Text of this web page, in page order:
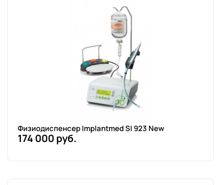
Физиодиспенсер Implantmed SI 923 New
174 000 руб.